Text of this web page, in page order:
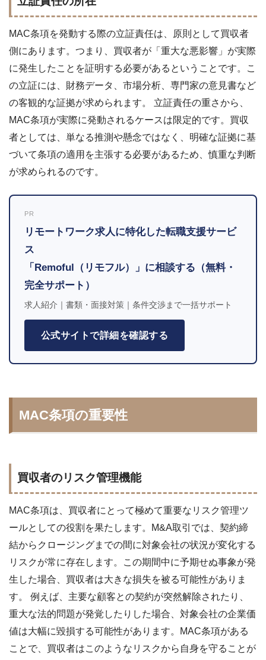
MAC条項を発動する際の立証責任は、原則として買収者
側にあります。つまり、買収者が「重大な悪影響」が実際
に発生したことを証明する必要があるということです。こ
の立証には、財務データ、市場分析、専門家の意見書など
の客観的な証拠が求められます。 立証責任の重さから、
MAC条項が実際に発動されるケースは限定的です。買収
者としては、単なる推測や懸念ではなく、明確な証拠に基
づいて条項の適用を主張する必要があるため、慎重な判断
が求められるのです。
PR
リモートワーク求人に特化した転職支援サービ
ス
「Remoful（リモフル）」に相談する（無料・
完全サポート）
求人紹介｜書類・面接対策｜条件交渉まで一括サポート
公式サイトで詳細を確認する
MAC条項の重要性
買収者のリスク管理機能
MAC条項は、買収者にとって極めて重要なリスク管理ツ
ールとしての役割を果たします。M&A取引では、契約締
結からクロージングまでの間に対象会社の状況が変化する
リスクが常に存在します。この期間中に予期せぬ事象が発
生した場合、買収者は大きな損失を被る可能性がありま
す。 例えば、主要な顧客との契約が突然解除されたり、
重大な法的問題が発覚したりした場合、対象会社の企業価
値は大幅に毀損する可能性があります。MAC条項がある
ことで、買収者はこのようなリスクから自身を守ることが